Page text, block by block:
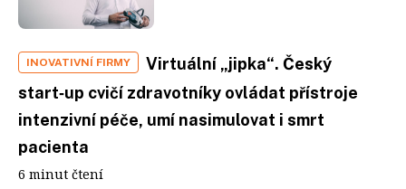
INOVATIVNÍ FIRMY
Virtuální „jipka“. Český
start‑up cvičí zdravotníky ovládat přístroje
intenzivní péče, umí nasimulovat i smrt
pacienta
6 minut čtení